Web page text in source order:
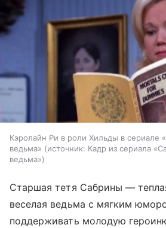
Кэролайн Ри в роли Хильды в сериале
ведьма»
источник: Кадр из сериала
ведьма»
Старшая тетя Сабрины —
веселая ведьма с мягким
поддерживать молодую